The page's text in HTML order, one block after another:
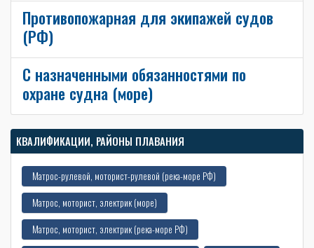
КВАЛИФИКАЦИИ, РАЙОНЫ ПЛАВАНИЯ
Матрос-рулевой, моторист-рулевой (река-море РФ)
Матрос, моторист, электрик (море)
Матрос, моторист, электрик (река-море РФ)
Противопожарная для экипажей судов
(РФ)
С назначенными обязанностями по
охране судна (море)